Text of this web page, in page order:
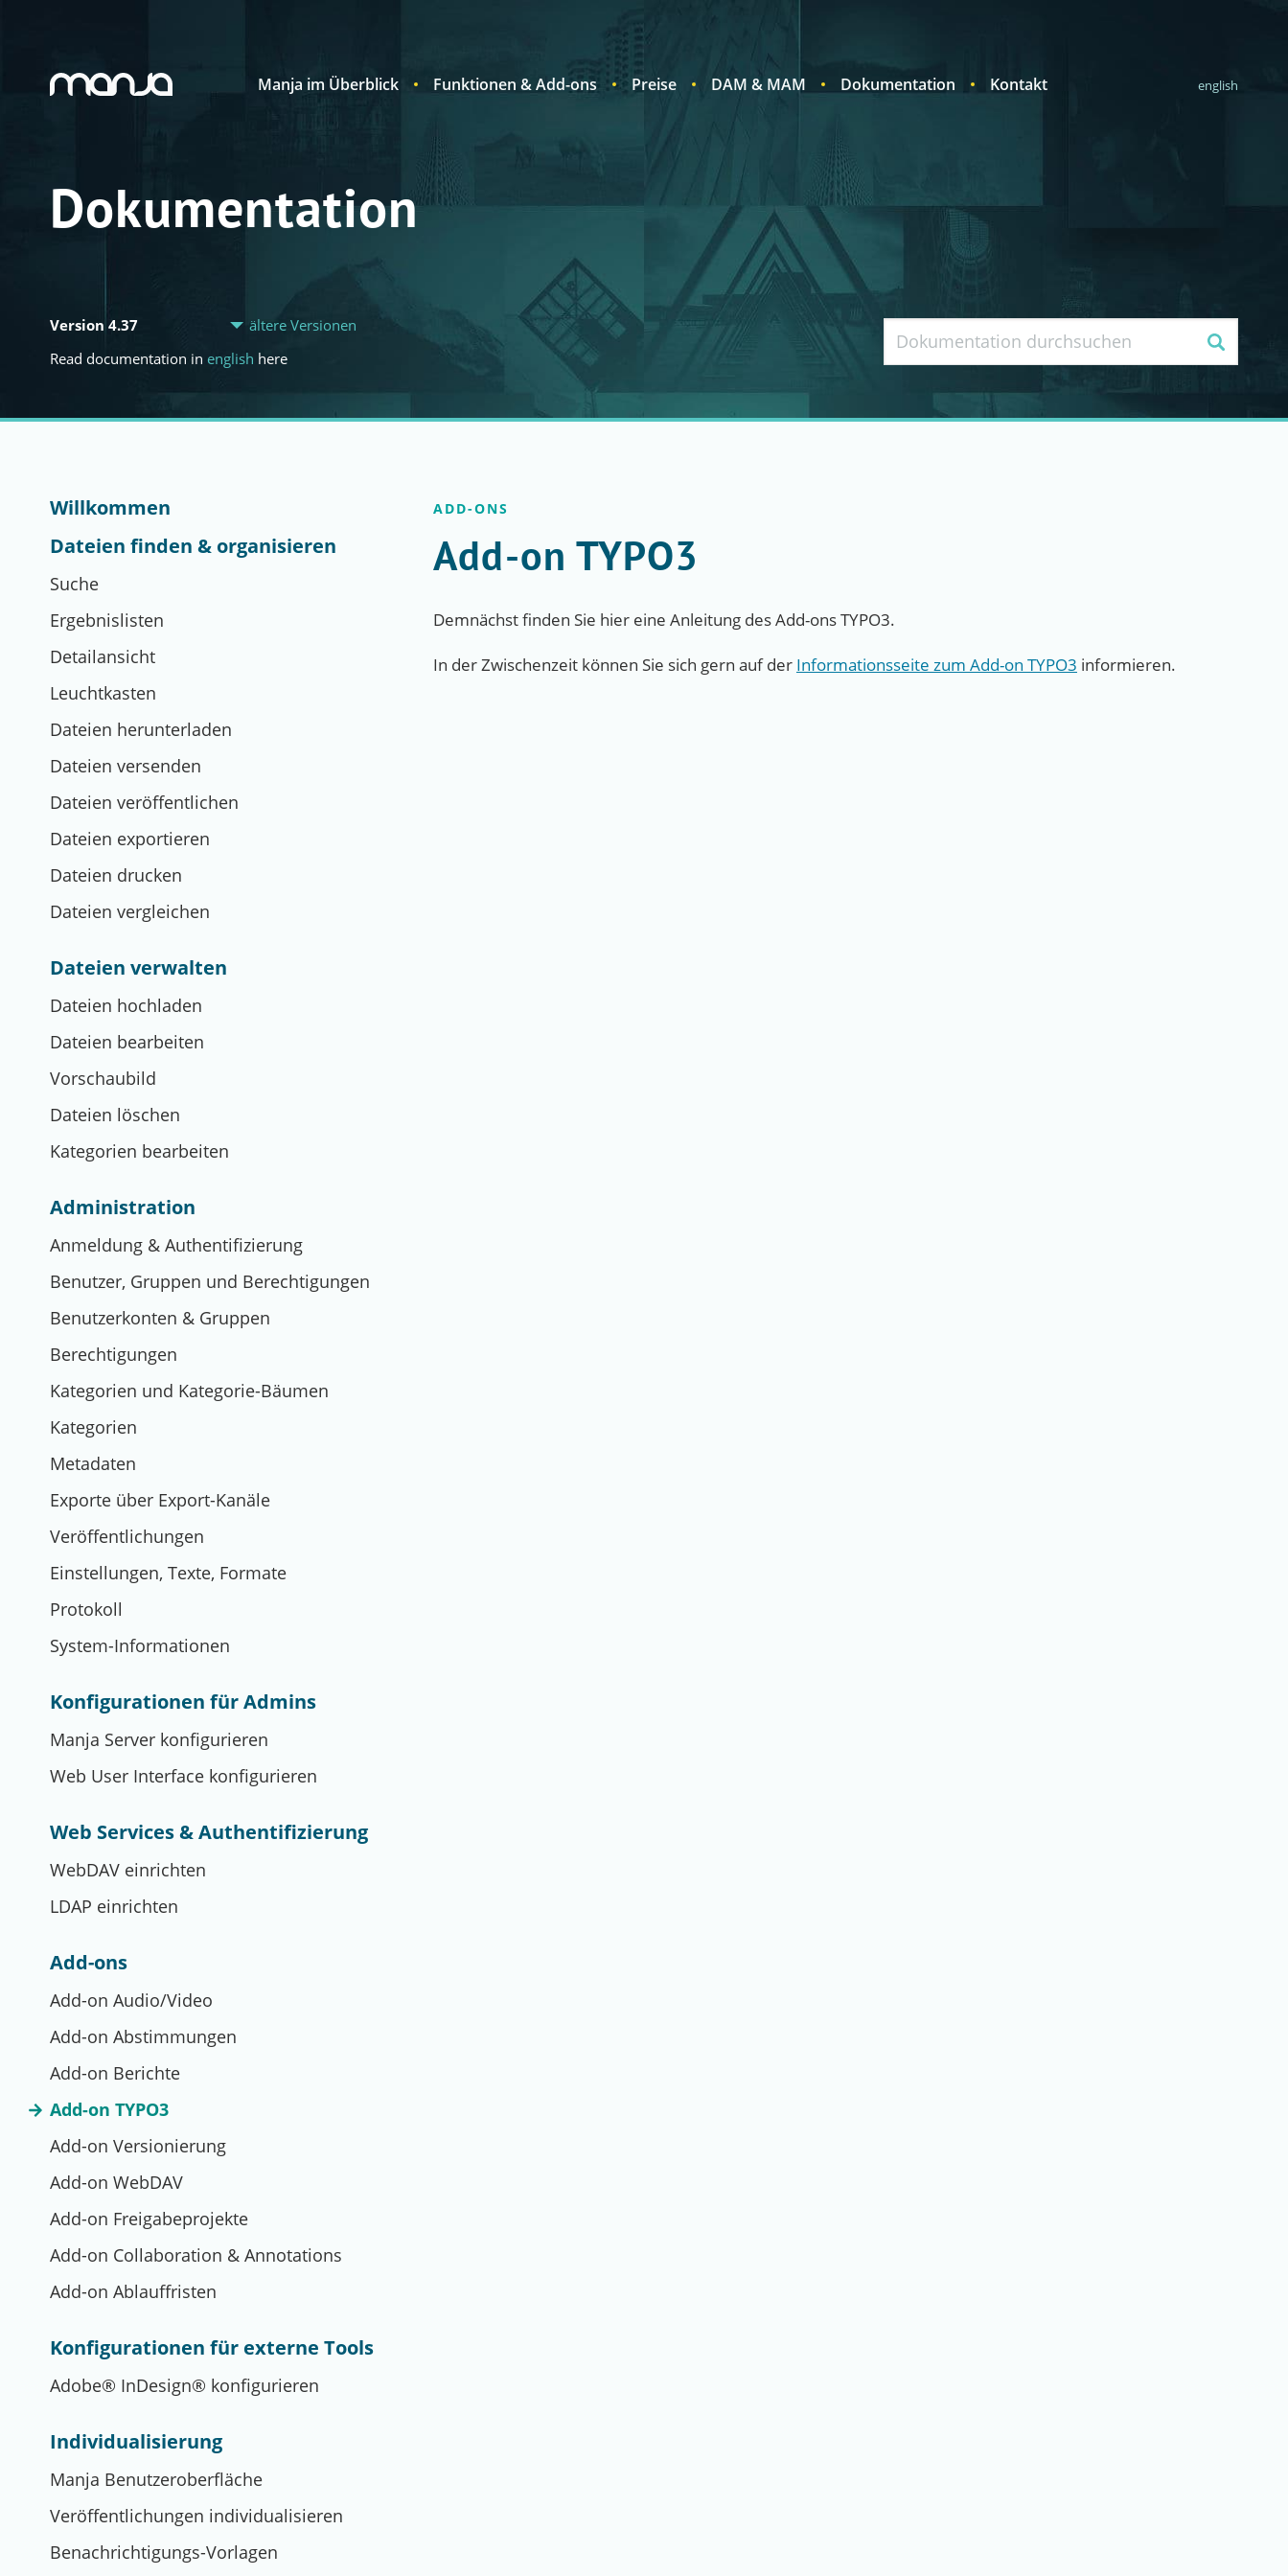
Navigation Manja im Überblick Funktionen & Add-ons Preise DAM & MAM Dokumentation Kontakt english
Dokumentation
Version 4.37
ältere Versionen
Read documentation in english here
Suche
Willkommen
Dateien finden & organisieren
Suche
Ergebnislisten
Detailansicht
Leuchtkasten
Dateien herunterladen
Dateien versenden
Dateien veröffentlichen
Dateien exportieren
Dateien drucken
Dateien vergleichen
Dateien verwalten
Dateien hochladen
Dateien bearbeiten
Vorschaubild
Dateien löschen
Kategorien bearbeiten
Administration
Anmeldung & Authentifizierung
Benutzer, Gruppen und Berechtigungen
Benutzerkonten & Gruppen
Berechtigungen
Kategorien und Kategorie-Bäumen
Kategorien
Metadaten
Exporte über Export-Kanäle
Veröffentlichungen
Einstellungen, Texte, Formate
Protokoll
System-Informationen
Konfigurationen für Admins
Manja Server konfigurieren
Web User Interface konfigurieren
Web Services & Authentifizierung
WebDAV einrichten
LDAP einrichten
Add-ons
Add-on Audio/Video
Add-on Abstimmungen
Add-on Berichte
Add-on TYPO3
Add-on Versionierung
Add-on WebDAV
Add-on Freigabeprojekte
Add-on Collaboration & Annotations
Add-on Ablauffristen
Konfigurationen für externe Tools
Adobe® InDesign® konfigurieren
Individualisierung
Manja Benutzeroberfläche
Veröffentlichungen individualisieren
Benachrichtigungs-Vorlagen
ADD-ONS
Add-on TYPO3
Demnächst finden Sie hier eine Anleitung des Add-ons TYPO3.
In der Zwischenzeit können Sie sich gern auf der Informationsseite zum Add-on TYPO3 informieren.